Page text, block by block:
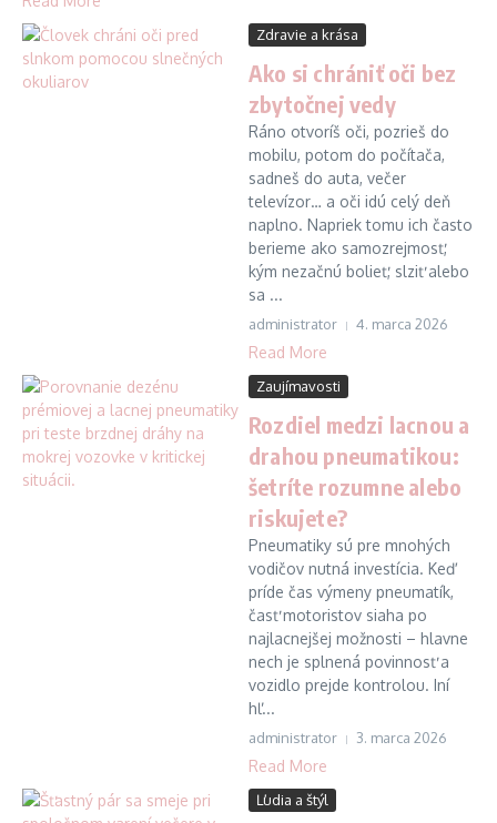
Zdravie a krása
Ako si chrániť oči bez
zbytočnej vedy
Ráno otvoríš oči, pozrieš do
mobilu, potom do počítača,
sadneš do auta, večer
televízor… a oči idú celý deň
naplno. Napriek tomu ich často
berieme ako samozrejmosť,
kým nezačnú bolieť, slziť alebo
sa ...
administrator 4. marca 2026
Read More
Zaujímavosti
Rozdiel medzi lacnou a
drahou pneumatikou:
šetríte rozumne alebo
riskujete?
Pneumatiky sú pre mnohých
vodičov nutná investícia. Keď
príde čas výmeny pneumatík,
časť motoristov siaha po
najlacnejšej možnosti – hlavne
nech je splnená povinnosť a
vozidlo prejde kontrolou. Iní
hľ...
administrator 3. marca 2026
Read More
Ľudia a štýl